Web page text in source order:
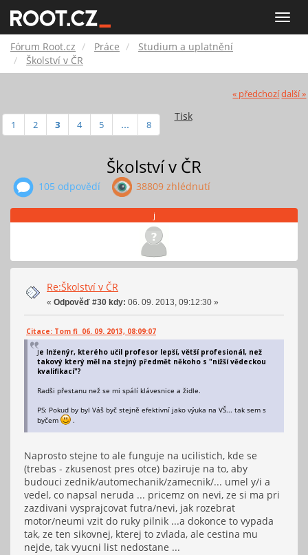
Toggle
Root.cz
Fórum Root.cz Práce
Studium a uplatnění
Školství v ČR
« předchozídalší »
Tisk
1 2 3 4 5 ... 8
Školství v ČR
105 odpovědí 38809 zhlédnutí
j
Re:Školství v ČR
« Odpověď #30 kdy: 06. 09. 2013, 09:12:30 »
Citace: Tom fi 06. 09. 2013, 08:09:07
Je Inženýr, kterého učil profesor lepší, větší profesionál, než
takový který měl na stejný předmět někoho s "nižší vědeckou
kvalifikací"?
Radši přestanu než se mi spálí klávesnice a židle.
PS: Pokud by byl Váš byč stejně efektivní jako výuka na VŠ... tak sem s
byčem
.
Naprosto stejne to ale funguje na ucilistich, kde se
(trebas - zkusenost pres otce) baziruje na to, aby
budouci zednik/automechanik/zamecnik/... umel y/i a
vedel, co napsal neruda ... pricemz on nevi, ze si ma pri
zazdivani vysprajcovat futra/nevi, jak rozebrat
motor/neumi vzit do ruky pilnik ...a dokonce to vypada
tak, ze ten sikovnej, kterej to zvlada, ale cestina mu
nejde, tak vyucni list nedostane ...